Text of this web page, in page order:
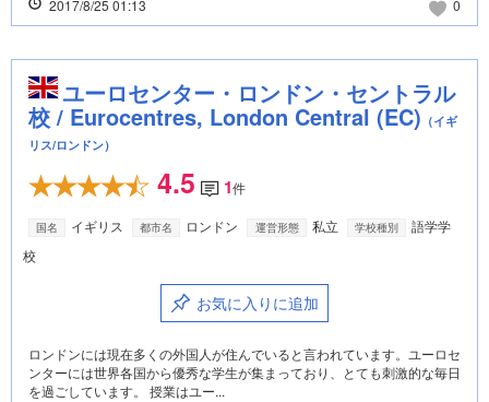
2017/8/25 01:13
0
ユーロセンター・ロンドン・セントラル
校 / Eurocentres, London Central (EC) （イギ
リス/ロンドン）
4.5 1件
国名 イギリス 都市名 ロンドン 運営形態 私立 学校種別
語学学
校
お気に入りに追加
ロンドンには現在多くの外国人が住んでいると言われています。ユーロセ
ンターには世界各国から優秀な学生が集まっており、とても刺激的な毎日
を過ごしています。 授業はユー...